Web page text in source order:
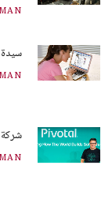
سيدة
شركة